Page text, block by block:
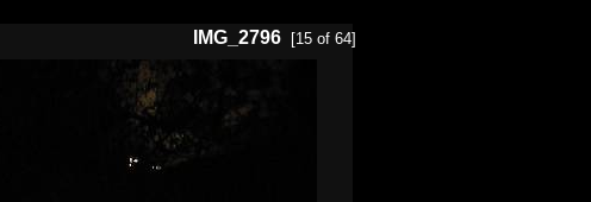
IMG_2796 [15 of 64]